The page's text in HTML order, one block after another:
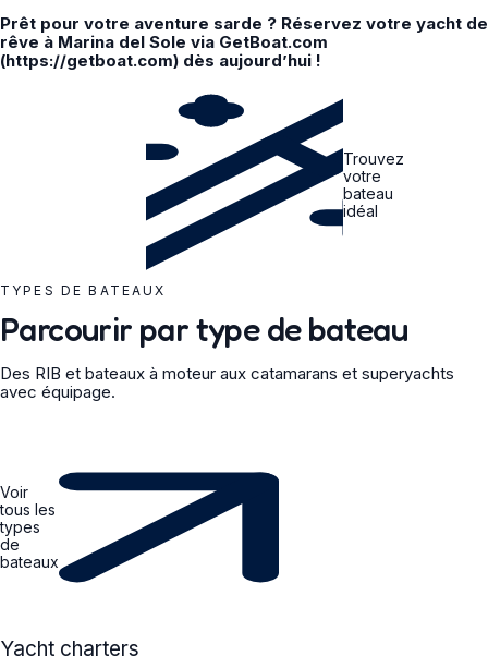
Prêt pour votre aventure sarde ? Réservez votre yacht de
rêve à Marina del Sole via GetBoat.com
(https://getboat.com) dès aujourd’hui !
Trouvez
votre
bateau
idéal
TYPES DE BATEAUX
Parcourir par type de bateau
Des RIB et bateaux à moteur aux catamarans et superyachts
avec équipage.
Voir
tous les
types
de
bateaux
YACHT
Yacht charters